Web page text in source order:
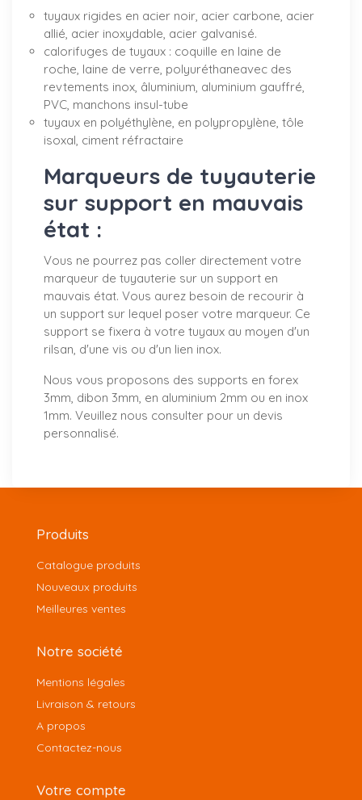
tuyaux rigides en acier noir, acier carbone, acier
allié, acier inoxydable, acier galvanisé.
calorifuges de tuyaux : coquille en laine de
roche, laine de verre, polyuréthaneavec des
revtements inox, âluminium, aluminium gauffré,
PVC, manchons insul-tube
tuyaux en polyéthylène, en polypropylène, tôle
isoxal, ciment réfractaire
Marqueurs de tuyauterie
sur support en mauvais
état :
Vous ne pourrez pas coller directement votre
marqueur de tuyauterie sur un support en
mauvais état. Vous aurez besoin de recourir à
un support sur lequel poser votre marqueur. Ce
support se fixera à votre tuyaux au moyen d'un
rilsan, d'une vis ou d'un lien inox.
Nous vous proposons des supports en forex
3mm, dibon 3mm, en aluminium 2mm ou en inox
1mm. Veuillez nous consulter pour un devis
personnalisé.
Produits
Catalogue produits
Nouveaux produits
Meilleures ventes
Notre société
Mentions légales
Livraison & retours
A propos
Contactez-nous
Votre compte